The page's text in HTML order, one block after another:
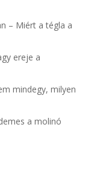
– Miért a tégla a
ereje a
mindegy, milyen
a molinó